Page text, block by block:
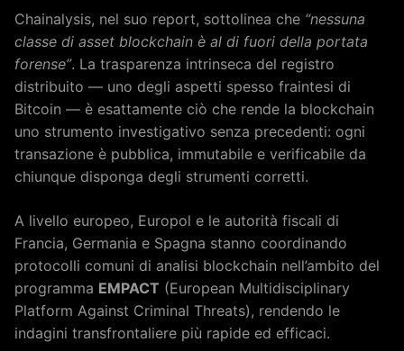
Chainalysis, nel suo report, sottolinea che “nessuna
classe di asset blockchain è al di fuori della portata
forense”. La trasparenza intrinseca del registro
distribuito — uno degli aspetti spesso fraintesi di
Bitcoin — è esattamente ciò che rende la blockchain
uno strumento investigativo senza precedenti: ogni
transazione è pubblica, immutabile e verificabile da
chiunque disponga degli strumenti corretti.
A livello europeo, Europol e le autorità fiscali di
Francia, Germania e Spagna stanno coordinando
protocolli comuni di analisi blockchain nell’ambito del
programma EMPACT (European Multidisciplinary
Platform Against Criminal Threats), rendendo le
indagini transfrontaliere più rapide ed efficaci.